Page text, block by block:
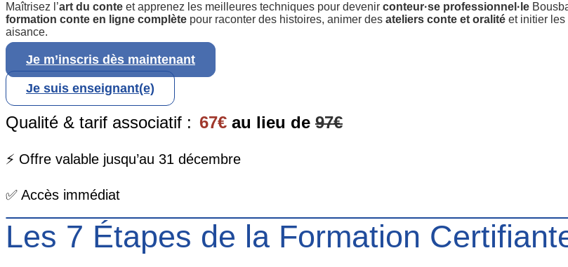
Maîtrisez l’art du conte et apprenez les meilleures techniques pour devenir conteur·se professionnel·le
formation conte en ligne complète pour raconter des histoires, animer des ateliers conte et oralité et initier les
aisance.
Je m’inscris dès maintenant
Je suis enseignant(e)
Qualité & tarif associatif : 67€ au lieu de 97€
⚡ Offre valable jusqu’au 31 décembre
✅ Accès immédiat
Les 7 Étapes de la Formation